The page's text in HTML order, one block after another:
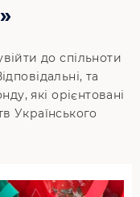
до спільноти
та
які орієнтовані
Українського